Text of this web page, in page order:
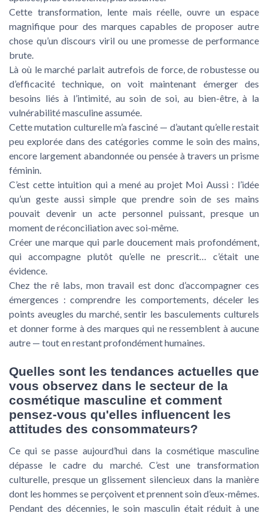
Cette transformation, lente mais réelle, ouvre un espace
magnifique pour des marques capables de proposer autre
chose qu’un discours viril ou une promesse de performance
brute.
Là où le marché parlait autrefois de force, de robustesse ou
d’efficacité technique, on voit maintenant émerger des
besoins liés à l’intimité, au soin de soi, au bien-être, à la
vulnérabilité masculine assumée.
Cette mutation culturelle m’a fasciné — d’autant qu’elle restait
peu explorée dans des catégories comme le soin des mains,
encore largement abandonnée ou pensée à travers un prisme
féminin.
C’est cette intuition qui a mené au projet Moi Aussi : l’idée
qu’un geste aussi simple que prendre soin de ses mains
pouvait devenir un acte personnel puissant, presque un
moment de réconciliation avec soi-même.
Créer une marque qui parle doucement mais profondément,
qui accompagne plutôt qu’elle ne prescrit… c’était une
évidence.
Chez the rê labs, mon travail est donc d’accompagner ces
émergences : comprendre les comportements, déceler les
points aveugles du marché, sentir les basculements culturels
et donner forme à des marques qui ne ressemblent à aucune
autre — tout en restant profondément humaines.
Quelles sont les tendances actuelles que
vous observez dans le secteur de la
cosmétique masculine et comment
pensez-vous qu'elles influencent les
attitudes des consommateurs?
Ce qui se passe aujourd’hui dans la cosmétique masculine
dépasse le cadre du marché. C’est une transformation
culturelle, presque un glissement silencieux dans la manière
dont les hommes se perçoivent et prennent soin d’eux-mêmes.
Pendant des décennies, le soin masculin était réduit à une